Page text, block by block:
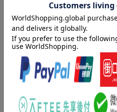
ニークな生態を豊富な写真やイラ
思わずびっくりな生存戦略の数々
ントになるかも？
子どもはもちろん、大人の知的好
アに、本書で出会ってください！
第1章 魚の体の不思議
第2章 魚の暮らしの不思議
第3章 魚の身の守り方と捕食の不
第4章 魚と私たちの生活の不思議
内容紹介（「BOOK」デー